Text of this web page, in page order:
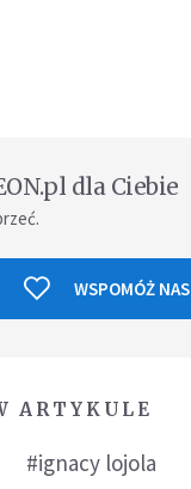
dla Ciebie
WSPOMÓŻ NAS
ARTYKULE
#ignacy lojola